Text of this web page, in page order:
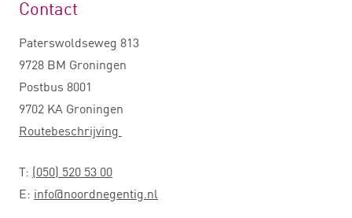
Contact
Paterswoldseweg 813
9728 BM Groningen
Postbus 8001
9702 KA Groningen
Routebeschrijving
T: (050) 520 53 00
E: info@noordnegentig.nl